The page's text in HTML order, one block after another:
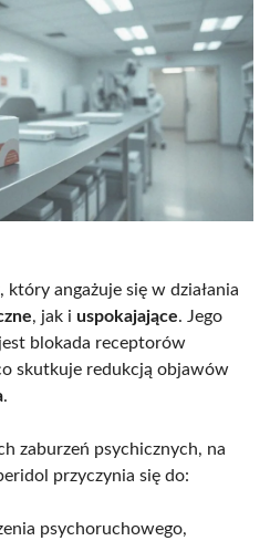
angażuje się w działania
, jak i uspokajające. Jego
blokada receptorów
skutkuje redukcją objawów
.
zaburzeń psychicznych, na
przyczynia się do:
psychoruchowego,